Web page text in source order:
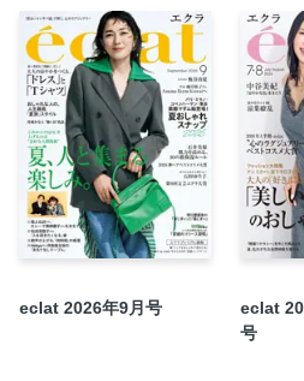
NEOエグゼクティブのための「
冬の終わりの「買い足しアイテ
板谷由夏 私をつくるジュエリー
エクラプレミアム通販
“心のラグジュアリー”が育つ時間
2026年度・エクラ 華組新メンバ
大人は同時に！「引き締め＆膨
大人の正解眉、7人のリアル
eclat 2026年9月号
eclat
号